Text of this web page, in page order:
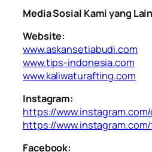
Media Sosial Kami yang
Website:
www.askansetiabudi.com
www.tips-indonesia.com
www.kaliwaturafting.com
Instagram:
https://
https://
Facebook: